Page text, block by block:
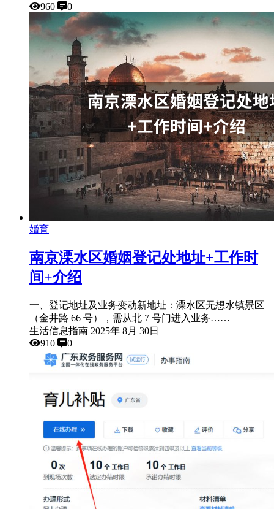
960
0
婚育
南京溧水区婚姻登记处地址+工作时
间+介绍
一、登记地址及业务变动​ 新地址：溧水区无想水镇景区
（金井路 66 号），需从北 7 号门进入​ 业务……
生活信息指南 2025年 8月 30日
910
0